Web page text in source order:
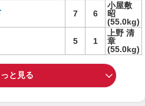
7 6
小屋敷
昭
(55.0kg)
5 1
上野 清
章
(55.0kg)
と見る